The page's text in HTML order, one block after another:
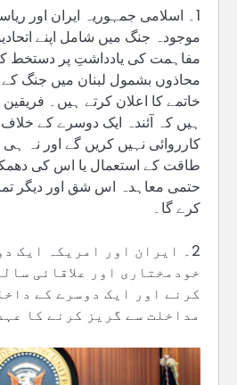
1۔ اسلامی جمہوریہ ایران اور
موجودہ جنگ میں شامل اپنے
مفاہمت کی یادداشتِ پر دستخط
محاذوں بشمول لبنان میں جنگ
خاتمے کا اعلان کرتے ہیں۔
ہیں کہ آئندہ ایک دوسرے کے خلاف
کارروائی نہیں کریں گے اور نہ
طاقت کے استعمال یا اس کی
حتمی معاہدہ اس شق اور دیگر
کرے گا۔
2۔ ایران اور امریکہ ایک
خودمختاری اور علاقائی
کرنے اور ایک دوسرے کے
مداخلت سے گریز کرنے کا